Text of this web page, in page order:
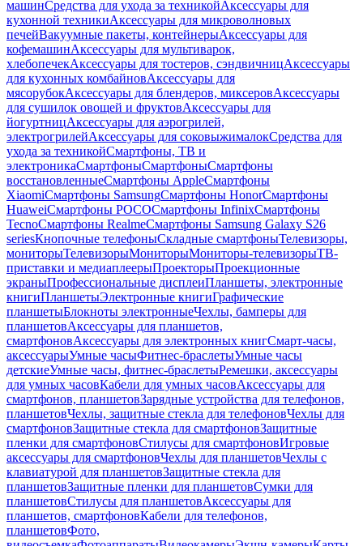
машинСредства для ухода за техникойАксессуары для
кухонной техникиАксессуары для микроволновых
печейВакуумные пакеты, контейнерыАксессуары для
кофемашинАксессуары для мультиварок,
хлебопечекАксессуары для тостеров, сэндвичницАксессуары
для кухонных комбайновАксессуары для
мясорубокАксессуары для блендеров, миксеровАксессуары
для сушилок овощей и фруктовАксессуары для
йогуртницАксессуары для аэрогрилей,
электрогрилейАксессуары для соковыжималокСредства для
ухода за техникойСмартфоны, ТВ и
электроникаСмартфоныСмартфоныСмартфоны
восстановленныеСмартфоны AppleСмартфоны
XiaomiСмартфоны SamsungСмартфоны HonorСмартфоны
HuaweiСмартфоны POCOСмартфоны InfinixСмартфоны
TecnoСмартфоны RealmeСмартфоны Samsung Galaxy S26
seriesКнопочные телефоныСкладные смартфоныТелевизоры,
мониторыТелевизорыМониторыМониторы-телевизорыТВ-
приставки и медиаплеерыПроекторыПроекционные
экраныПрофессиональные дисплеиПланшеты, электронные
книгиПланшетыЭлектронные книгиГрафические
планшетыБлокноты электронныеЧехлы, бамперы для
планшетовАксессуары для планшетов,
смартфоновАксессуары для электронных книгСмарт-часы,
аксессуарыУмные часыФитнес-браслетыУмные часы
детскиеУмные часы, фитнес-браслетыРемешки, аксессуары
для умных часовКабели для умных часовАксессуары для
смартфонов, планшетовЗарядные устройства для телефонов,
планшетовЧехлы, защитные стекла для телефоновЧехлы для
смартфоновЗащитные стекла для смартфоновЗащитные
пленки для смартфоновСтилусы для смартфоновИгровые
аксессуары для смартфоновЧехлы для планшетовЧехлы с
клавиатурой для планшетовЗащитные стекла для
планшетовЗащитные пленки для планшетовСумки для
планшетовСтилусы для планшетовАксессуары для
планшетов, смартфоновКабели для телефонов,
планшетовФото,